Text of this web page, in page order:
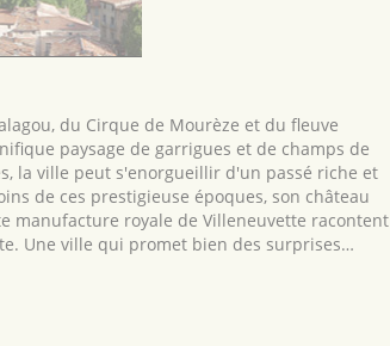
du Cirque de Mourèze et du fleuve
paysage de garrigues et de champs de
la ville peut s'enorgueillir d'un passé riche et
de ces prestigieuse époques, son château
manufacture royale de Villeneuvette racontent
Une ville qui promet bien des surprises…